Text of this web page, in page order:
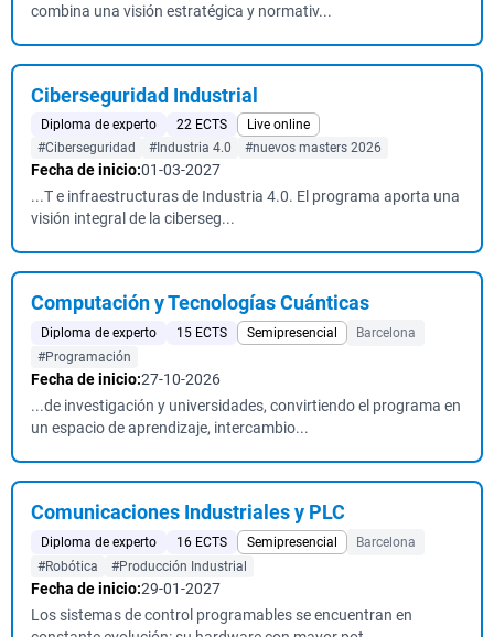
combina una visión estratégica y normativ...
Ciberseguridad Industrial
Diploma de experto 22 ECTS
Live online
#Ciberseguridad
#Industria 4.0 #nuevos masters 2026
Fecha de inicio:01-03-2027
...T e infraestructuras de Industria 4.0. El programa aporta una
visión integral de la ciberseg...
Computación y Tecnologías Cuánticas
Diploma de experto 15 ECTS Semipresencial
Barcelona
#Programación
Fecha de inicio:27-10-2026
...de investigación y universidades, convirtiendo el programa en
un espacio de aprendizaje, intercambio...
Comunicaciones Industriales y PLC
Diploma de experto 16 ECTS Semipresencial
Barcelona
#Robótica
#Producción Industrial
Fecha de inicio:29-01-2027
Los sistemas de control programables se encuentran en